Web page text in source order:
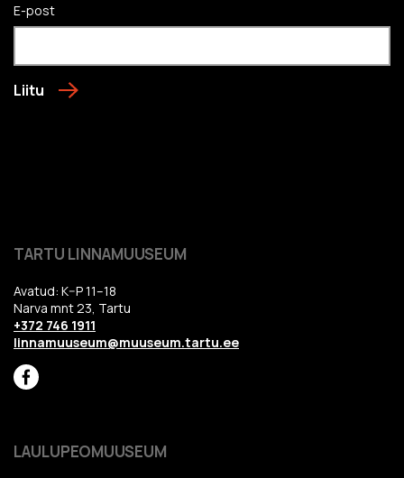
E-post
Liitu
TARTU LINNAMUUSEUM
Avatud: K–P 11–18
Narva mnt 23, Tartu
+372 746 1911
linnamuuseum@muuseum.tartu.ee
LAULUPEOMUUSEUM